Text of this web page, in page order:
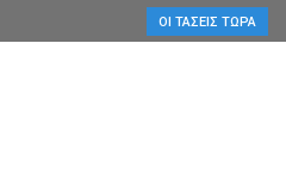
ΟΙ ΤΆΣΕΙΣ ΤΏΡΑ